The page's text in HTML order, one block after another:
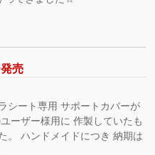
売
シート専用 サポートカバーが
ーザー様用に 作製していたも
。 ハンドメイドにつき 納期は